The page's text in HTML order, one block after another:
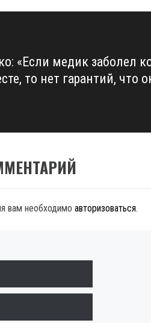
«Если медик заболел
то нет гарантий, что
вам необходимо авторизоваться.